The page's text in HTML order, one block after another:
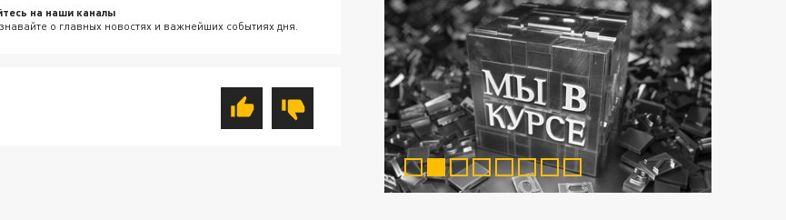
на наши каналы
о главных новостях и важнейших событиях дня.